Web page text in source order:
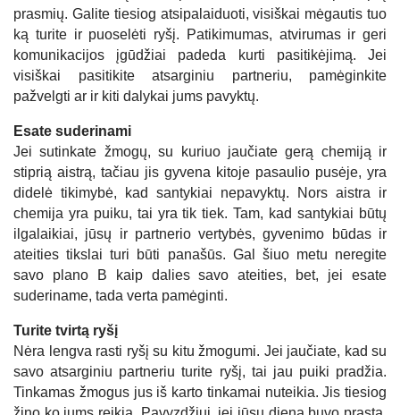
prasmių. Galite tiesiog atsipalaiduoti, visiškai mėgautis tuo
ką turite ir puoselėti ryšį. Patikimumas, atvirumas ir geri
komunikacijos įgūdžiai padeda kurti pasitikėjimą. Jei
visiškai pasitikite atsarginiu partneriu, pamėginkite
pažvelgti ar ir kiti dalykai jums pavyktų.
Esate suderinami
Jei sutinkate žmogų, su kuriuo jaučiate gerą chemiją ir
stiprią aistrą, tačiau jis gyvena kitoje pasaulio pusėje, yra
didelė tikimybė, kad santykiai nepavyktų. Nors aistra ir
chemija yra puiku, tai yra tik tiek. Tam, kad santykiai būtų
ilgalaikiai, jūsų ir partnerio vertybės, gyvenimo būdas ir
ateities tikslai turi būti panašūs. Gal šiuo metu neregite
savo plano B kaip dalies savo ateities, bet, jei esate
suderiname, tada verta pamėginti.
Turite tvirtą ryšį
Nėra lengva rasti ryšį su kitu žmogumi. Jei jaučiate, kad su
savo atsarginiu partneriu turite ryšį, tai jau puiki pradžia.
Tinkamas žmogus jus iš karto tinkamai nuteikia. Jis tiesiog